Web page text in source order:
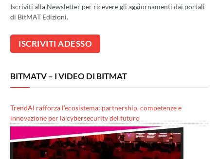
Iscriviti alla Newsletter per ricevere gli aggiornamenti dai portali
di BitMAT Edizioni.
BITMATV – I VIDEO DI BITMAT
TrendAI rafforza l’ecosistema: partnership, competenze e
innovazione per la cybersecurity del futuro